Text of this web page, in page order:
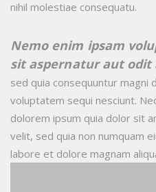
nihil molestiae consequatu.
Nemo enim ipsam
sit aspernatur aut odit
sed quia consequuntur magni
voluptatem sequi nesciunt.
dolorem ipsum quia dolor sit
velit, sed quia non numquam
labore et dolore magnam